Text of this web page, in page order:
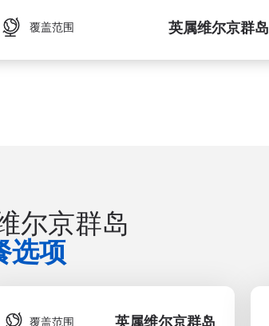
覆盖范围 英属维尔京群岛
尔京群岛
选项
覆盖范围 英属维尔京群岛